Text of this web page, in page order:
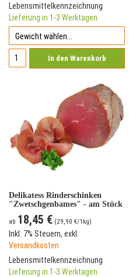
Lebensmittelkennzeichnung
Lieferung in 1-3 Werktagen
In den Warenkorb
Delikatess Rinderschinken
"Zwetschgenbames" - am Stück
ab 18,45 € (29,90 €/1kg)
Inkl. 7% Steuern, exkl.
Versandkosten
Lebensmittelkennzeichnung
Lieferung in 1-3 Werktagen